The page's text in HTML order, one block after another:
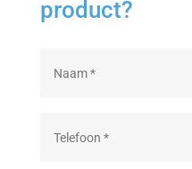
product?